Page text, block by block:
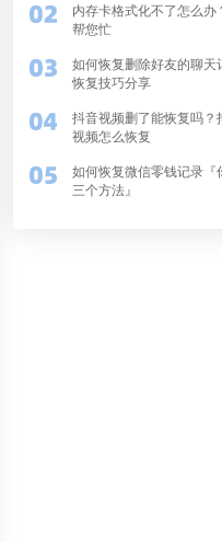
内存卡格式化不了怎么办
帮您忙
如何恢复删除好友的聊天
恢复技巧分享
抖音视频删了能恢复吗？
视频怎么恢复
如何恢复微信零钱记录『
三个方法』